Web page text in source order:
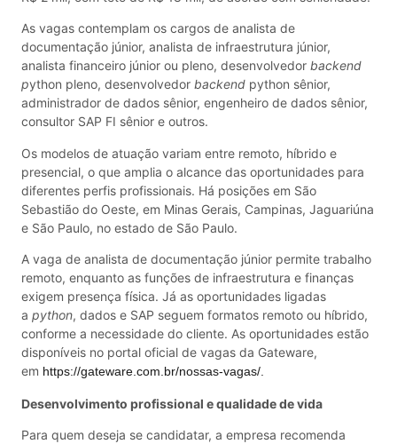
As vagas contemplam os cargos de analista de
documentação júnior, analista de infraestrutura júnior,
analista financeiro júnior ou pleno, desenvolvedor backend
python pleno, desenvolvedor backend python sênior,
administrador de dados sênior, engenheiro de dados sênior,
consultor SAP FI sênior e outros.
Os modelos de atuação variam entre remoto, híbrido e
presencial, o que amplia o alcance das oportunidades para
diferentes perfis profissionais. Há posições em São
Sebastião do Oeste, em Minas Gerais, Campinas, Jaguariúna
e São Paulo, no estado de São Paulo.
A vaga de analista de documentação júnior permite trabalho
remoto, enquanto as funções de infraestrutura e finanças
exigem presença física. Já as oportunidades ligadas
a python, dados e SAP seguem formatos remoto ou híbrido,
conforme a necessidade do cliente. As oportunidades estão
disponíveis no portal oficial de vagas da Gateware,
em https://gateware.com.br/nossas-vagas/.
Desenvolvimento profissional e qualidade de vida
Para quem deseja se candidatar, a empresa recomenda